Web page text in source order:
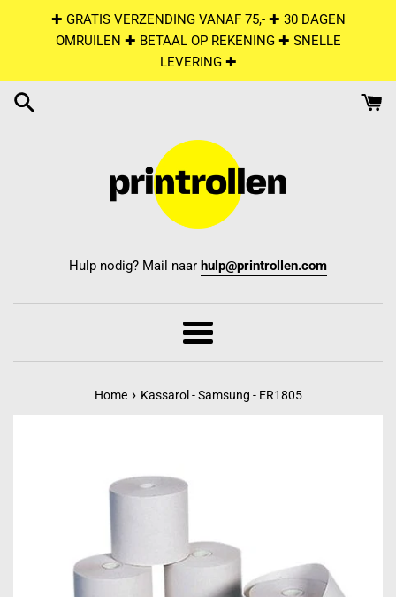
✚ GRATIS VERZENDING VANAF 75,- ✚ 30 DAGEN
OMRUILEN ✚ BETAAL OP REKENING ✚ SNELLE
LEVERING ✚
Hulp nodig? Mail naar hulp@printrollen.com
Menu
Home › Kassarol - Samsung - ER1805